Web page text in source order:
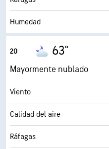
Visibilidad
Humedad
Punto de rocío
AccuLumen Brightness Index™
Nubosidad
Visibilidad
Techo de nubes
20 63°
Mayormente nublado
Viento
Calidad del aire
Ráfagas